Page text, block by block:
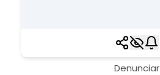
Denunciar